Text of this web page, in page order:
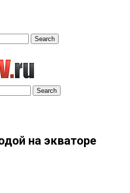
Search
Search
на экваторе